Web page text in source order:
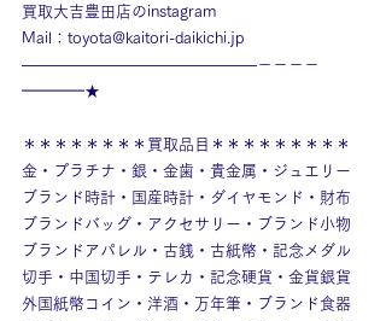
買取大吉豊田店のinstagram
Mail：toyota@kaitori-daikichi.jp
———————————————－－－－
━━━━★
＊＊＊＊＊＊＊＊買取品目＊＊＊＊＊＊＊＊＊
金・プラチナ・銀・金歯・貴金属・ジュエリー
ブランド時計・国産時計・ダイヤモンド・財布
ブランドバッグ・アクセサリー・ブランド小物
ブランドアパレル・古銭・古紙幣・記念メダル
切手・中国切手・テレカ・記念硬貨・金貨銀貨
外国紙幣コイン・洋酒・万年筆・ブランド食器